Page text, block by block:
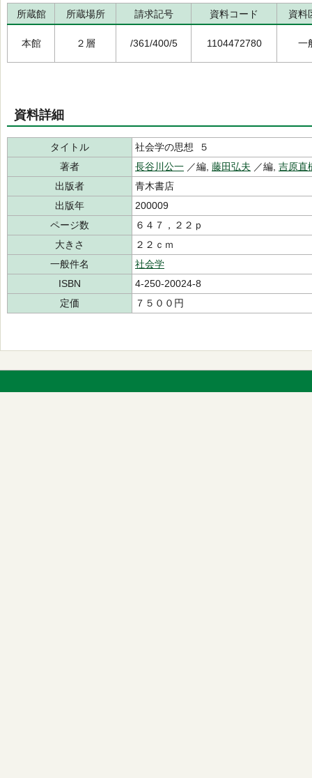
所蔵館 所蔵場所 請求記号 資料コード 資料
本館 ２層 /361/400/5 1104472780 一
資料詳細
タイトル
社会学の思想 ５
著者
長谷川公一 ／編, 藤田弘夫 ／編, 吉原直
出版者
青木書店
出版年
200009
ページ数
６４７，２２ｐ
大きさ
２２ｃｍ
一般件名
社会学
ISBN
4-250-20024-8
定価
７５００円